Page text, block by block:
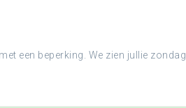
een beperking. We zien jullie zondag